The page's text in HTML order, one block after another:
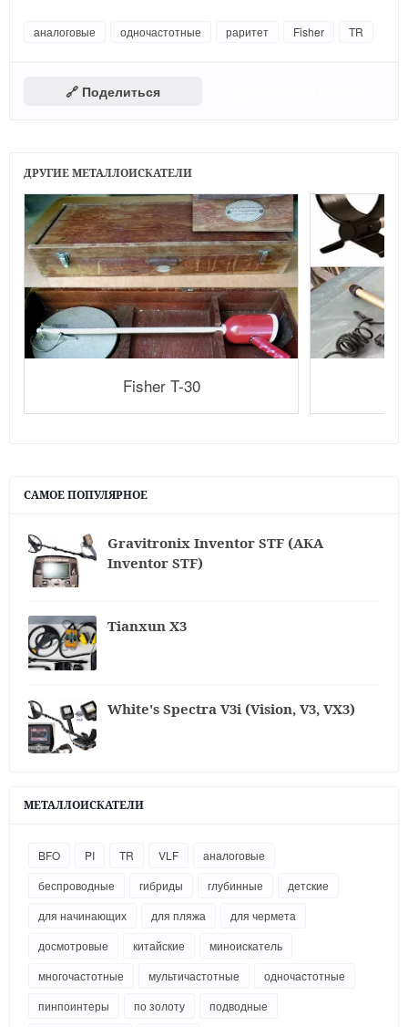
аналоговые одночастотные раритет Fisher TR
🔗 Поделиться
ДРУГИЕ МЕТАЛЛОИСКАТЕЛИ
Fisher T-30
САМОЕ ПОПУЛЯРНОЕ
Gravitronix Inventor STF (АКА
Inventor STF)
Tianxun X3
White's Spectra V3i (Vision, V3, VX3)
МЕТАЛЛОИСКАТЕЛИ
BFO PI TR VLF
аналоговые
беспроводные
гибриды глубинные
детские
для начинающих
для пляжа
для чермета
досмотровые
китайские
миноискатель
многочастотные
мультичастотные
одночастотные
пинпоинтеры
по золоту
подводные